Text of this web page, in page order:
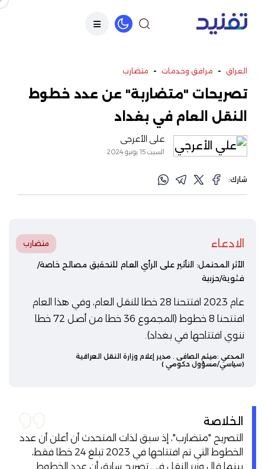
العراق - مرافق وخدمات - متضارب
تصريحات "متضاربة" عن عدد خطوط
النقل العام في بغداد
علي الأعرجي
السبت 15 يونيو 2024
شارك:
الادعاء متضارب
الأثر المحتمل: التأثير على الرأي العام للتحقيق مصالح خاصة/
فئوية/حزبية
عام 2023 افتتحنا 28 خطا للنقل العام، وفي هذا العام
افتتحنا 8 خطوط (المجموع 36 خطا من أصل 72 خطا
ننوي افتتاحها في بغداد).
المدعي :ميثم الصافي . مدير إعلام وزارة النقل العراقية
(سياسي/مسؤول حكومي )
الخلاصة
التصريح "متضارب"، إذ سبق لذات المتحدث أن أعلن أن عدد
الخطوط التي تم افتتاحها في 2023 تبلغ 24 خطا فقط،
بينما قال وزير النقل في تصريح سابق أن عدد الخطوط